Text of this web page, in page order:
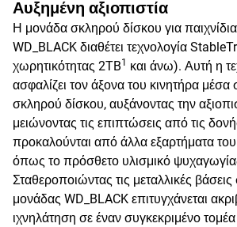
Αυξημένη αξιοπιστία
Η μονάδα σκληρού δίσκου για παιχνίδια
WD_BLACK διαθέτει τεχνολογία
χωρητικότητας 2TB1
και άνω). Αυτή η
ασφαλίζει τον άξονα του κινητήρα
σκληρού δίσκου, αυξάνοντας την
μειώνοντας τις επιπτώσεις από τις
προκαλούνται από άλλα εξαρτήματα
όπως το πρόσθετο υλισμικό
Σταθεροποιώντας τις μεταλλικές
μονάδας WD_BLACK επιτυγχάνεται
ιχνηλάτηση σε έναν συγκεκριμένο τομέα